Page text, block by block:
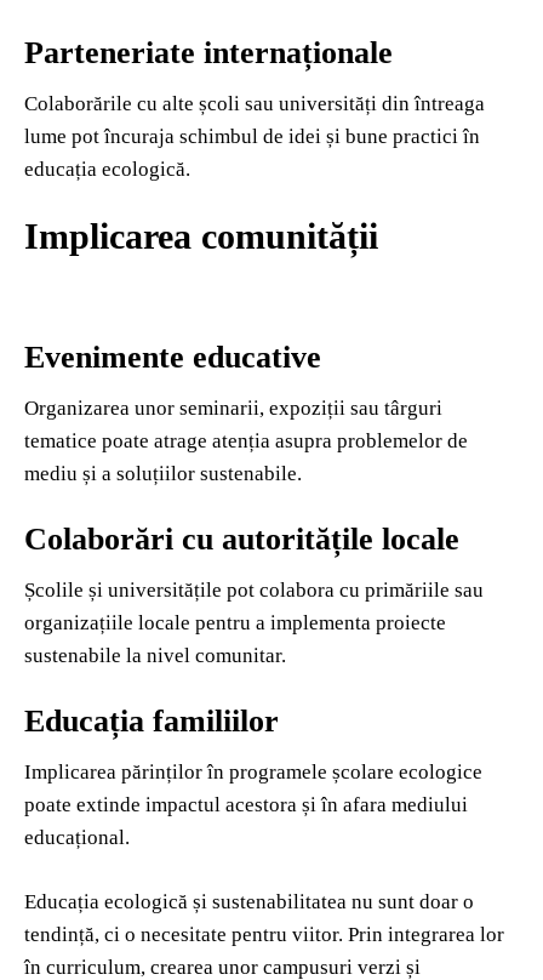
Parteneriate internaționale
Colaborările cu alte școli sau universități din întreaga
lume pot încuraja schimbul de idei și bune practici în
educația ecologică.
Implicarea comunității
Evenimente educative
Organizarea unor seminarii, expoziții sau târguri
tematice poate atrage atenția asupra problemelor de
mediu și a soluțiilor sustenabile.
Colaborări cu autoritățile locale
Școlile și universitățile pot colabora cu primăriile sau
organizațiile locale pentru a implementa proiecte
sustenabile la nivel comunitar.
Educația familiilor
Implicarea părinților în programele școlare ecologice
poate extinde impactul acestora și în afara mediului
educațional.
Educația ecologică și sustenabilitatea nu sunt doar o
tendință, ci o necesitate pentru viitor. Prin integrarea lor
în curriculum, crearea unor campusuri verzi și